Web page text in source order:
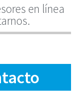
en línea